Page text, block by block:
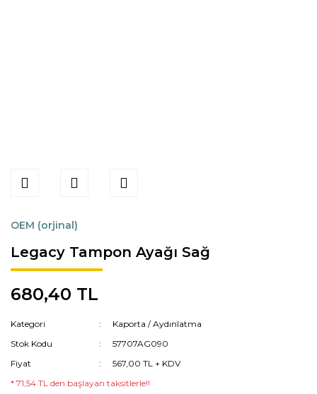
OEM (orjinal)
Legacy Tampon Ayağı Sağ
680,40 TL
Kategori
Kaporta / Aydınlatma
Stok Kodu
57707AG090
Fiyat
567,00 TL + KDV
* 71,54 TL den başlayan taksitlerle!!